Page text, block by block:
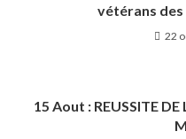
vétérans des
22
15 Aout : REUSSITE